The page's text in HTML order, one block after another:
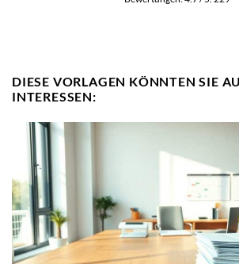
DIESE VORLAGEN KÖNNTEN SIE
INTERESSEN: